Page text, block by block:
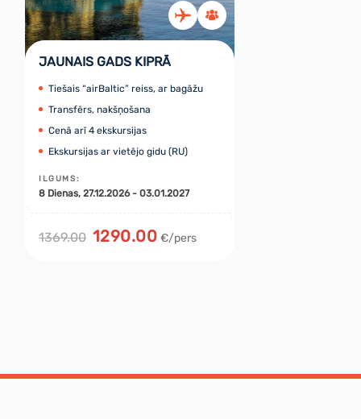
JAUNAIS GADS KIPRĀ
Tiešais “airBaltic” reiss, ar bagāžu
Transfērs, nakšņošana
Cenā arī 4 ekskursijas
Ekskursijas ar vietējo gidu (RU)
ILGUMS:
8 Dienas, 27.12.2026 - 03.01.2027
1369.00 1290.00 €/pers